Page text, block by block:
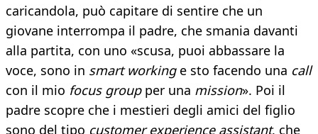
caricandola, può capitare di sentire che un
giovane interrompa il padre, che smania davanti
alla partita, con uno «scusa, puoi abbassare la
voce, sono in smart working e sto facendo una call
con il mio focus group per una mission». Poi il
padre scopre che i mestieri degli amici del figlio
sono del tipo customer experience assistant, che